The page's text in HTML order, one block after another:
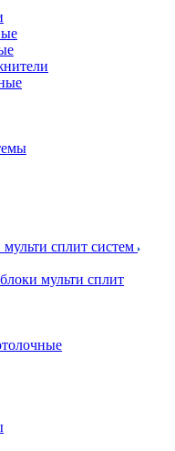
сплит систем
мульти сплит